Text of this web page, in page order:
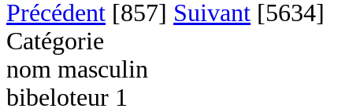
Précédent [857] Suivant [5634]
Catégorie
nom masculin
bibeloteur 1